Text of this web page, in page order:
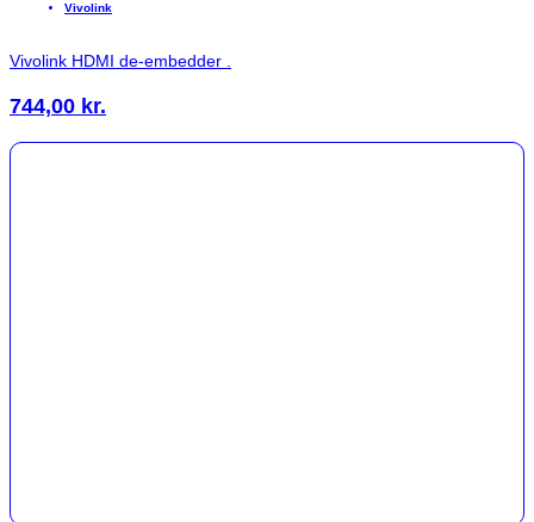
Vivolink
Vivolink HDMI de-embedder .
744,00 kr.